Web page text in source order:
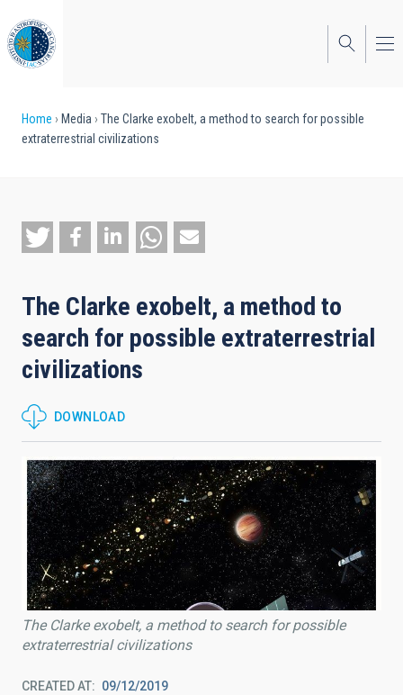
to
main
content
Breadcrumb
Home Media
The Clarke exobelt, a method to search for possible
extraterrestrial civilizations
The Clarke exobelt, a method to
search for possible extraterrestrial
civilizations
DOWNLOAD
The Clarke exobelt, a method to search for possible
extraterrestrial civilizations
CREATED AT 09/12/2019